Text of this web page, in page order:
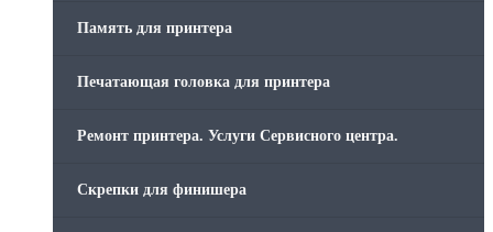
Память для принтера
Печатающая головка для принтера
Ремонт принтера. Услуги Сервисного центра.
Скрепки для финишера